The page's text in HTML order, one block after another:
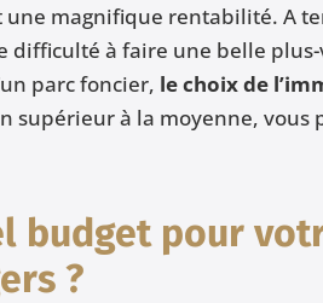
magnifique rentabilité. A
difficulté à faire une belle
parc foncier, le choix de
supérieur à la moyenne,
budget pour
?